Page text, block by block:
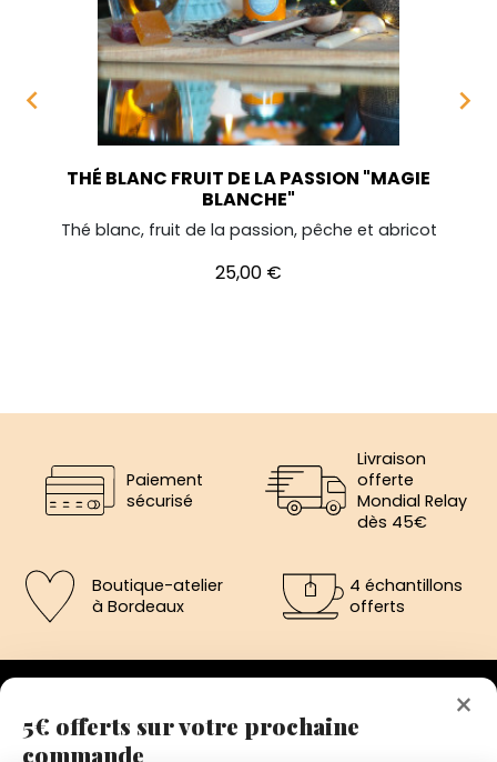

THÉ BLANC FRUIT DE LA PASSION "MAGIE
BLANCHE"
Thé blanc, fruit de la passion, pêche et abricot
Prix
25,00 €

Paiement
sécurisé
Livraison
offerte
Mondial Relay
dès 45€
Boutique-atelier
à Bordeaux
4 échantillons
offerts
×
5€ offerts sur votre prochaine
commande